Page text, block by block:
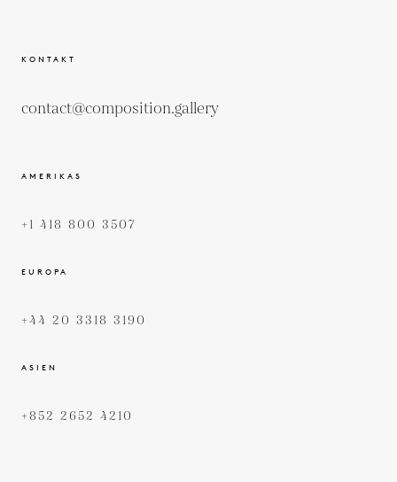
KONTAKT
contact@composition.gallery
AMERIKAS
+1 418 800 3507
EUROPA
+44 20 3318 3190
ASIEN
+852 2652 4210